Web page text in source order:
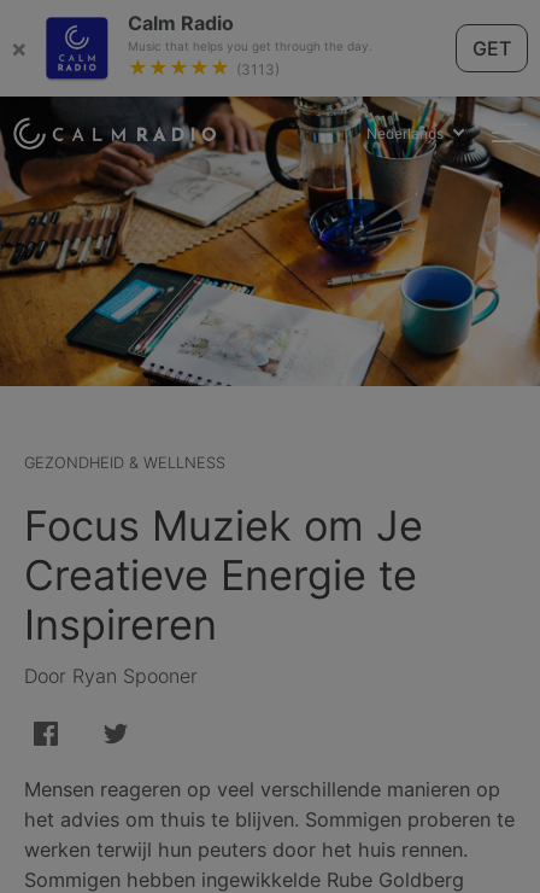
×
Calm Radio
Music that helps you get through the day.
★★★★★ (3113)
GET
Nederlands
GEZONDHEID & WELLNESS
Focus Muziek om Je
Creatieve Energie te
Inspireren
Door Ryan Spooner
Mensen reageren op veel verschillende manieren op
het advies om thuis te blijven. Sommigen proberen te
werken terwijl hun peuters door het huis rennen.
Sommigen hebben ingewikkelde Rube Goldberg